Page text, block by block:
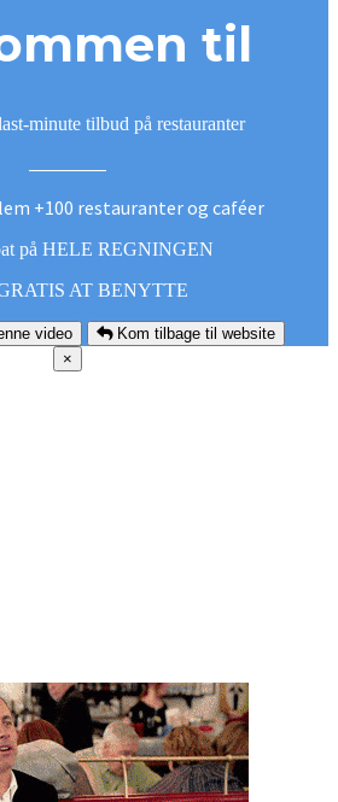
til
minute tilbud på restauranter
+100 restauranter og caféer
på HELE REGNINGEN
AT BENYTTE
video
Kom tilbage til website
×